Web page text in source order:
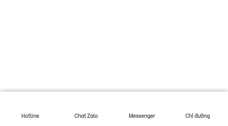
Hotline Chat Zalo Messenger Chỉ đường